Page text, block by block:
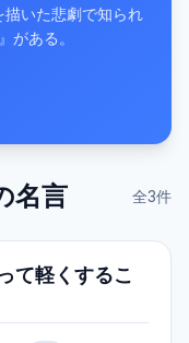
いた悲劇で知られ
がある。
名言 全3件
て軽くするこ